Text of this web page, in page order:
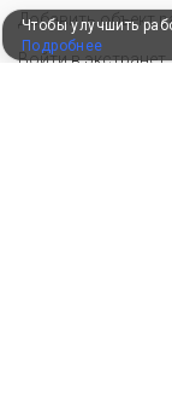
Добавить объект
Войти в экстранет
Чтобы улучшить
Подробнее